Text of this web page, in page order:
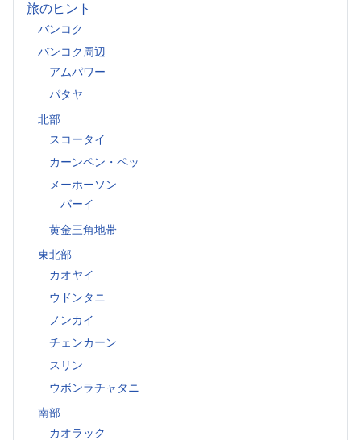
旅のヒント
バンコク
バンコク周辺
アムパワー
パタヤ
北部
スコータイ
カーンペン・ペッ
メーホーソン
パーイ
黄金三角地帯
東北部
カオヤイ
ウドンタニ
ノンカイ
チェンカーン
スリン
ウボンラチャタニ
南部
カオラック